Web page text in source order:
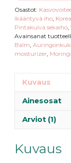
Osastot:
Ikääntyvä iho
Pintakuiva sekaiho
Avainsanat
Balm
moisturizer
Kuvaus
Ainesosat
Arviot (1)
Kuvaus